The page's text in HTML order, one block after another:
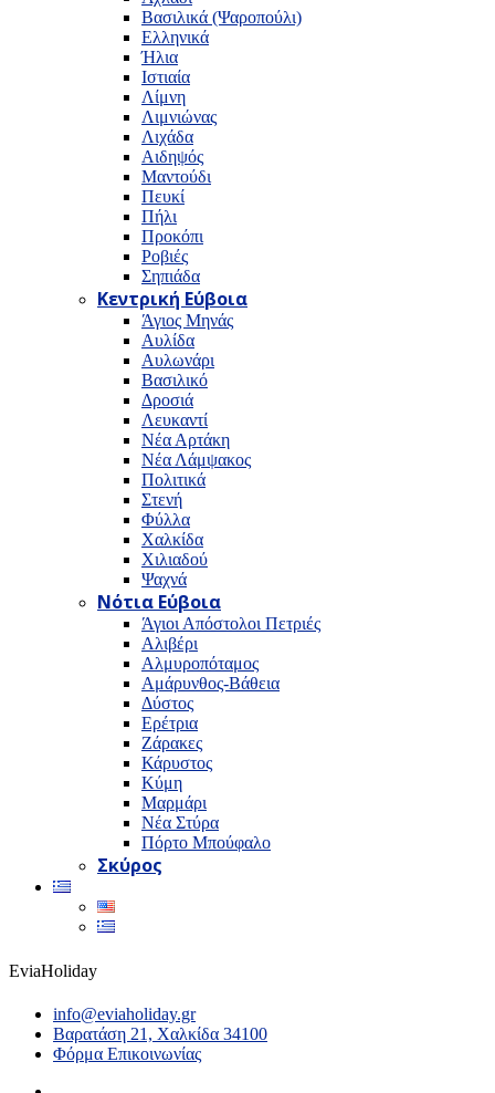
Βασιλικά (Ψαροπούλι)
Ελληνικά
Ήλια
Ιστιαία
Λίμνη
Λιμνιώνας
Λιχάδα
Αιδηψός
Μαντούδι
Πευκί
Πήλι
Προκόπι
Ροβιές
Σηπιάδα
Κεντρική Εύβοια
Άγιος Μηνάς
Αυλίδα
Αυλωνάρι
Βασιλικό
Δροσιά
Λευκαντί
Νέα Αρτάκη
Νέα Λάμψακος
Πολιτικά
Στενή
Φύλλα
Χαλκίδα
Χιλιαδού
Ψαχνά
Νότια Εύβοια
Άγιοι Απόστολοι Πετριές
Αλιβέρι
Αλμυροπόταμος
Αμάρυνθος-Βάθεια
Δύστος
Ερέτρια
Ζάρακες
Κάρυστος
Κύμη
Μαρμάρι
Νέα Στύρα
Πόρτο Μπούφαλο
Σκύρος
EviaHoliday
info@eviaholiday.gr
Βαρατάση 21, Χαλκίδα 34100
Φόρμα Επικοινωνίας